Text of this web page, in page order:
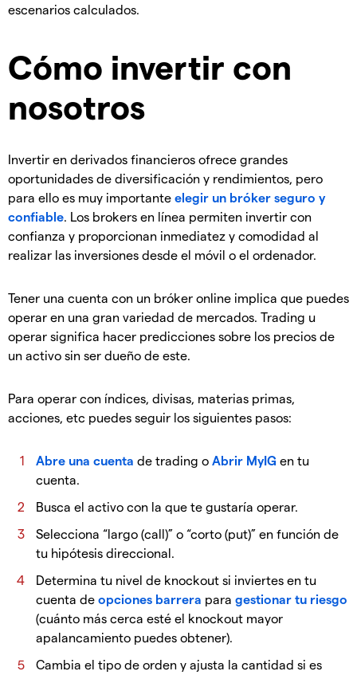
escenarios calculados.
Cómo invertir con
nosotros
Invertir en derivados financieros ofrece grandes
oportunidades de diversificación y rendimientos, pero
para ello es muy importante elegir un bróker seguro y
confiable. Los brokers en línea permiten invertir con
confianza y proporcionan inmediatez y comodidad al
realizar las inversiones desde el móvil o el ordenador.
Tener una cuenta con un bróker online implica que puedes
operar en una gran variedad de mercados. Trading u
operar significa hacer predicciones sobre los precios de
un activo sin ser dueño de este.
Para operar con índices, divisas, materias primas,
acciones, etc puedes seguir los siguientes pasos:
Abre una cuenta de trading o Abrir MyIG en tu
cuenta.
Busca el activo con la que te gustaría operar.
Selecciona “largo (call)” o “corto (put)” en función de
tu hipótesis direccional.
Determina tu nivel de knockout si inviertes en tu
cuenta de opciones barrera para gestionar tu riesgo
(cuánto más cerca esté el knockout mayor
apalancamiento puedes obtener).
Cambia el tipo de orden y ajusta la cantidad si es